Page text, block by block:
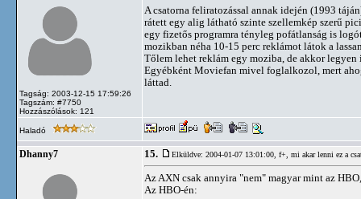
Tagság: 2003-12-15 17:59:26
Tagszám: #7750
Hozzászólások: 121
A csatorna feliratozással annak idején (1993
rátett egy alig látható szinte szellemkép szerű
egy fizetős programra tényleg pofátlanság is
mozikban néha 10-15 perc reklámot látok a
Tőlem lehet reklám egy moziba, de akkor legyen
Egyébként Moviefan mivel foglalkozol, mert
láttad.
Haladó
Dhanny7 15. Elküldve: 2004-01-07 13:01:00, f+, mi akar lenni ez a
Az AXN csak annyira "nem" magyar mint az
Az HBO-én: